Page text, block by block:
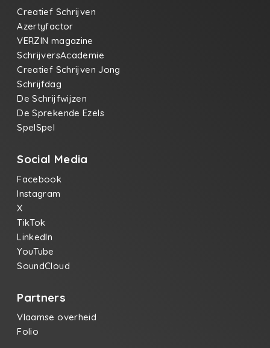
Creatief Schrijven
Azertyfactor
VERZIN magazine
SchrijversAcademie
Creatief Schrijven Jong
Schrijfdag
De Schrijfwijzen
De Sprekende Ezels
SpelSpel
Social Media
Facebook
Instagram
X
TikTok
LinkedIn
YouTube
SoundCloud
Partners
Vlaamse overheid
Folio